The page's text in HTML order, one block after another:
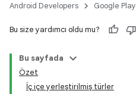
Android Developers Google Play
Bu size yardımcı oldu mu?
Bu sayfada
Özet
İç içe yerleştirilmiş türler